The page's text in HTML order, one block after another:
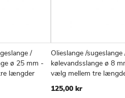
TILFØJ
TIL
ØNSKE
SAMMENLIGN
/
ø 25 mm -
længder
Læg i kurv
Olieslange /sugeslange
kølevandsslange ø 8
vælg mellem tre
125,00 kr